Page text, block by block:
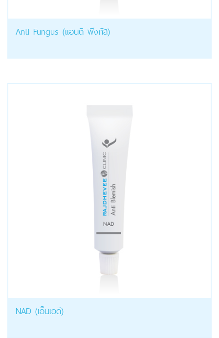
Anti Fungus (แอนติ ฟังกัส)
NAD (เอ็นเอดี)